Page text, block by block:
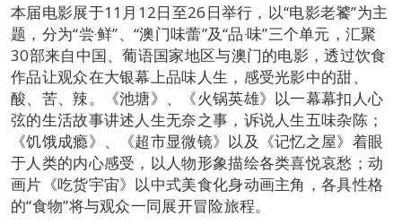
本届电影展于11月12日至26日举行，以“电影老饕”为主
题，分为“尝‧鲜”、“澳门味蕾”及“品‧味”三个单元，汇聚
30部来自中国、葡语国家地区与澳门的电影，透过饮食
作品让观众在大银幕上品味人生，感受光影中的甜、
酸、苦、辣。《池塘》、《火锅英雄》以一幕幕扣人心
弦的生活故事讲述人生无奈之事，诉说人生五味杂陈；
《饥饿成瘾》、《超市显微镜》以及《记忆之屋》着眼
于人类的内心感受，以人物形象描绘各类喜悦哀愁；动
画片《吃货宇宙》以中式美食化身动画主角，各具性格
的“食物”将与观众一同展开冒险旅程。